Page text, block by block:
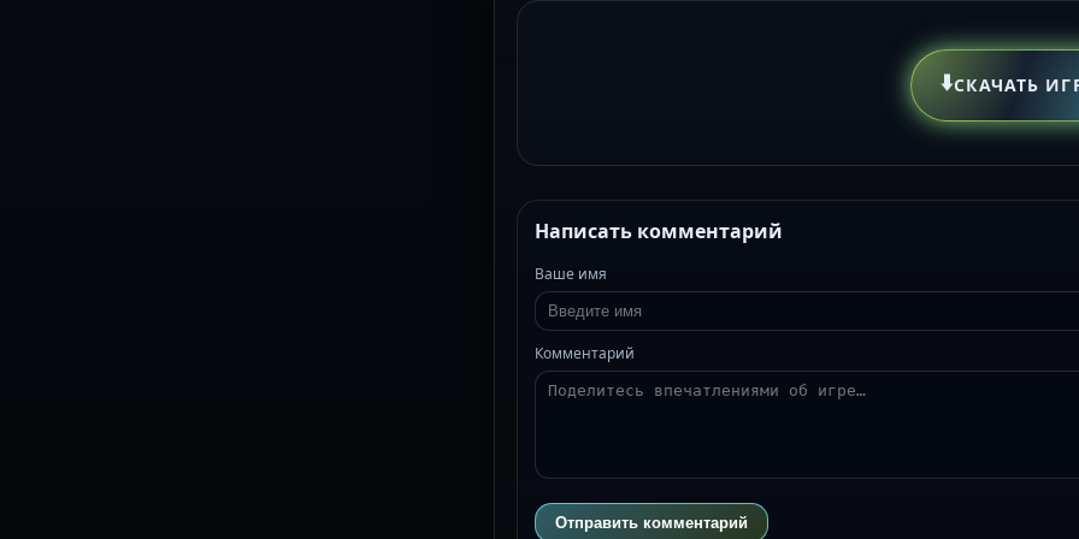
⬇️СКАЧАТЬ
Написать комментарий
Ваше имя
Комментарий
Отправить комментарий